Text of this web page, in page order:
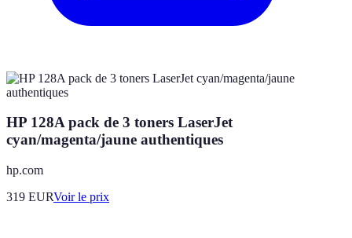
HP 128A pack de 3 toners LaserJet
cyan/magenta/jaune authentiques
hp.com
319 EURVoir le prix